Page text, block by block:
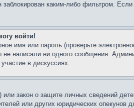
заблокирован каким-либо фильтром.
войти!
имя или пароль (проверьте
написали ни одного сообщения.
в дискуссиях.
закон о защите личных сведений
или других юридических опекунов